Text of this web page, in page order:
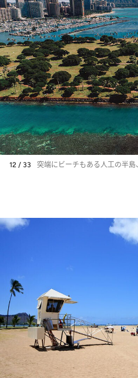
12 / 33 突端にビーチもある人工の半